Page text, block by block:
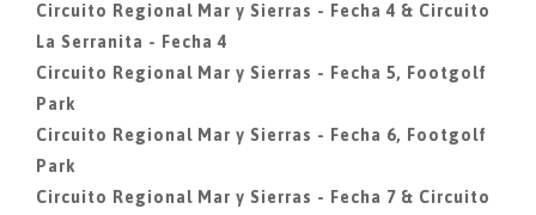
Circuito Regional Mar y Sierras - Fecha 4 & Circuito
La Serranita - Fecha 4
Circuito Regional Mar y Sierras - Fecha 5, Footgolf
Park
Circuito Regional Mar y Sierras - Fecha 6, Footgolf
Park
Circuito Regional Mar y Sierras - Fecha 7 & Circuito